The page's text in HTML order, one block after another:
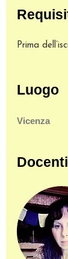
Prima
Luogo
Vicenza
Docenti